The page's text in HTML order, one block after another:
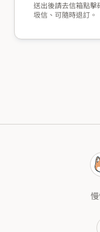
送出後請去信箱點
圾信、可隨時退訂。